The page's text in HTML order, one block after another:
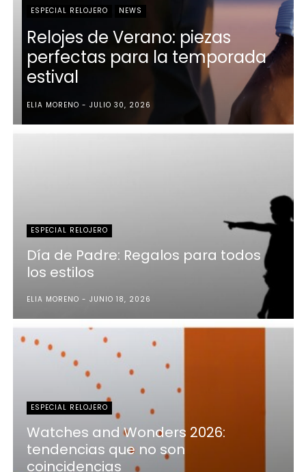
ESPECIAL RELOJERO NEWS
Relojes de Verano: piezas
perfectas para la temporada
estival
ELIA MORENO JULIO 30, 2026
ESPECIAL RELOJERO
Día de Padre: Regalos para todos
los estilos
ELIA MORENO JUNIO 18, 2026
ESPECIAL RELOJERO
Watches and Wonders 2026:
tendencias que no son
coincidencias